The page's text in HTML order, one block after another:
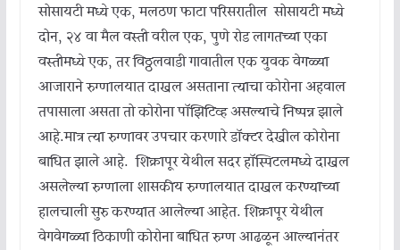
सोसायटी मध्ये एक, मलठण फाटा परिसरातील सोसायटी मध्ये
दोन, २४ वा मैल वस्ती वरील एक, पुणे रोड लागतच्या एका
वस्तीमध्ये एक, तर विठ्ठलवाडी गावातील एक युवक वेगळ्या
आजाराने रुग्णालयात दाखल असताना त्याचा कोरोना अहवाल
तपासाला असता तो कोरोना पॉझिटिव्ह असल्याचे निष्पन्न झाले
आहे.मात्र त्या रुग्णावर उपचार करणारे डॉक्टर देखील कोरोना
बाधित झाले आहे. शिक्रापूर येथील सदर हॉस्पिटलमध्ये दाखल
असलेल्या रुग्णाला शासकीय रुग्णालयात दाखल करण्याच्या
हालचाली सुरु करण्यात आलेल्या आहेत. शिक्रापूर येथील
वेगवेगळ्या ठिकाणी कोरोना बाधित रुग्ण आढळून आल्यानंतर